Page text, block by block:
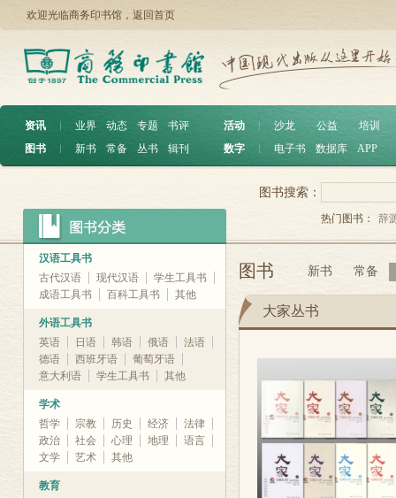
欢迎光临商务印书馆， 返回首页
资讯 ︱ 业界 动态 专题
书评
图书
︱ 新书 常备 丛书 辑刊
活动 沙龙 公益
培训
数字
电子书 数据库 APP
汉语工具书
古代汉语
现代汉语
学生工具书
成语工具书
百科工具书 其他
外语工具书
英语
日语 韩语 俄语
法语
德语
西班牙语
葡萄牙语
意大利语
学生工具书 其他
学术
哲学
宗教 历史 经济
法律
政治
社会 心理 地理
语言
文学
艺术 其他
教育
图书搜索：
热门图书： 辞
图书 新书 常备
大家丛书